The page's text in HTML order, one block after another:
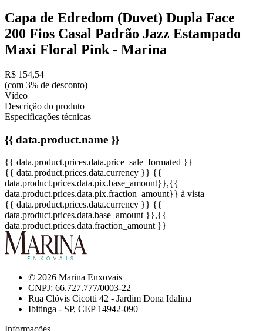
Capa de Edredom (Duvet) Dupla Face
200 Fios Casal Padrão Jazz Estampado
Maxi Floral Pink - Marina
R$ 154,54
(com 3% de desconto)
Vídeo
Descrição do produto
Especificações técnicas
{{ data.product.name }}
{{ data.product.prices.data.price_sale_formated }}
{{ data.product.prices.data.currency }} {{
data.product.prices.data.pix.base_amount}},{{
data.product.prices.data.pix.fraction_amount}} à vista
{{ data.product.prices.data.currency }} {{
data.product.prices.data.base_amount }},{{
data.product.prices.data.fraction_amount }}
© 2026 Marina Enxovais
CNPJ: 66.727.777/0003-22
Rua Clóvis Cicotti 42 - Jardim Dona Idalina
Ibitinga - SP, CEP 14942-090